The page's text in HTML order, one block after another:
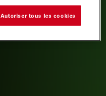
Autoriser tous les cookies